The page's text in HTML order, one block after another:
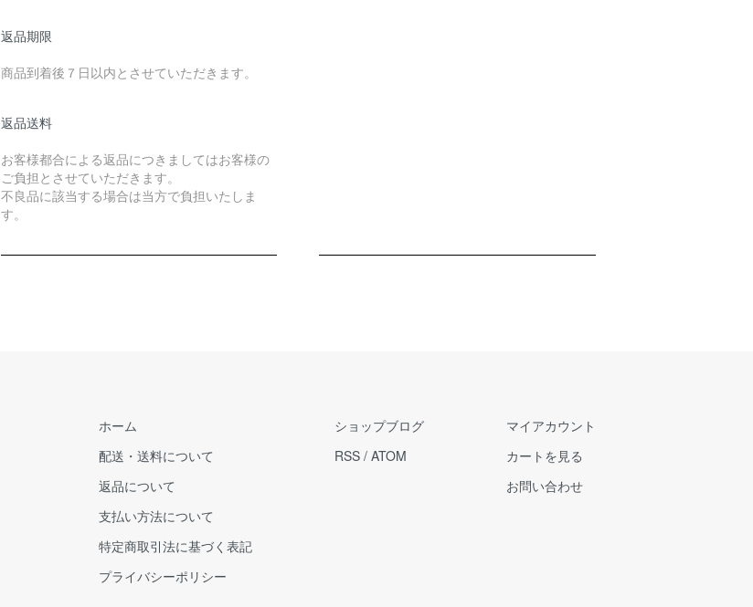
返品期限
商品到着後７日以内とさせていただきます。
返品送料
お客様都合による返品につきましてはお客様の
ご負担とさせていただきます。
不良品に該当する場合は当方で負担いたしま
す。
ホーム
配送・送料について
返品について
支払い方法について
特定商取引法に基づく表記
プライバシーポリシー
ショップブログ
RSS / ATOM
マイアカウント
カートを見る
お問い合わせ